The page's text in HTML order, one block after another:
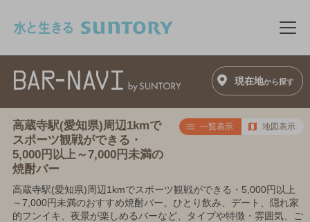
メ
現在地から探す
高蔵寺駅(愛知県)周辺1kmで
スポーツ観戦ができる・
5,000円以上～7,000円未満の
焼酎バー
一覧表示 地図表示
高蔵寺駅(愛知県)周辺1kmでスポーツ観戦ができる・5,000円以上
～7,000円未満のおすすめ焼酎バー。ひとり飲み、デート、隠れ家
的フンイキ、夜景が楽しめるバーなど、タイプや特徴・雰囲気、ご